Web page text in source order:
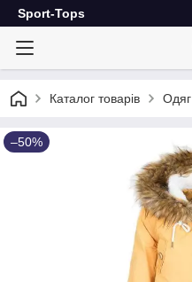
Sport-Tops
Каталог товарів Одяг
–50%